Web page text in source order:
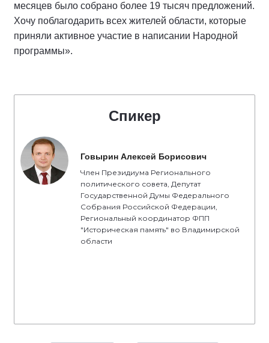
месяцев было собрано более 19 тысяч предложений.
Хочу поблагодарить всех жителей области, которые
приняли активное участие в написании Народной
программы».
Спикер
Говырин Алексей Борисович
Член Президиума Регионального
политического совета, Депутат
Государственной Думы Федерального
Собрания Российской Федерации,
Региональный координатор ФПП
"Историческая память" во Владимирской
области